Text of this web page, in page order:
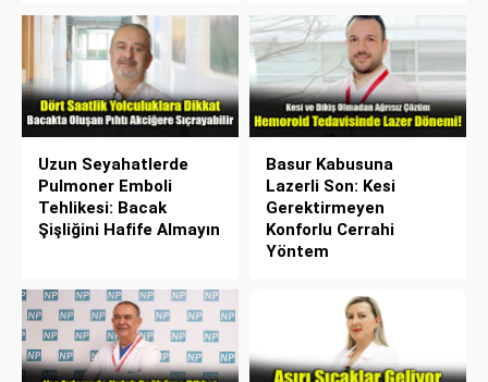
Uzun Seyahatlerde
Pulmoner Emboli
Tehlikesi: Bacak
Şişliğini Hafife Almayın
Basur Kabusuna
Lazerli Son: Kesi
Gerektirmeyen
Konforlu Cerrahi
Yöntem